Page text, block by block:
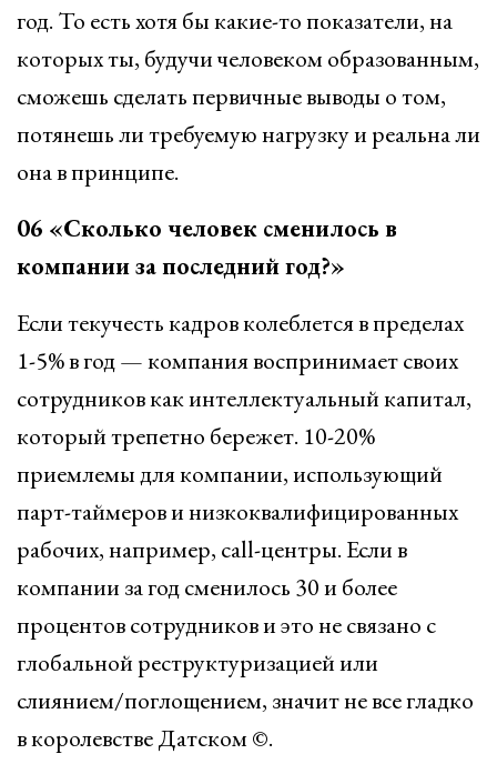
год. То есть хотя бы какие-то показатели, на
которых ты, будучи человеком образованным,
сможешь сделать первичные выводы о том,
потянешь ли требуемую нагрузку и реальна ли
она в принципе.
06 «Сколько человек сменилось в
компании за последний год?»
Если текучесть кадров колеблется в пределах
1-5% в год — компания воспринимает своих
сотрудников как интеллектуальный капитал,
который трепетно бережет. 10-20%
приемлемы для компании, использующий
парт-таймеров и низкоквалифицированных
рабочих, например, call-центры. Если в
компании за год сменилось 30 и более
процентов сотрудников и это не связано с
глобальной реструктуризацией или
слиянием/поглощением, значит не все гладко
в королевстве Датском ©.